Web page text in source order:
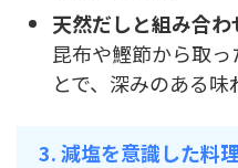
天然だしと組み合わ
昆布や鰹節から取
とで、深みのある味
3. 減塩を意識した料